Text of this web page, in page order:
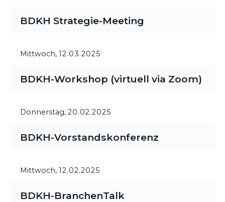
BDKH Strategie-Meeting
Mittwoch, 12.03.2025
BDKH-Workshop (virtuell via Zoom)
Donnerstag, 20.02.2025
BDKH-Vorstandskonferenz
Mittwoch, 12.02.2025
BDKH-BranchenTalk